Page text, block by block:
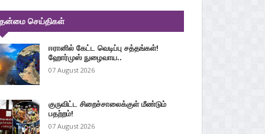
செய்திகள்
ஈரானில் கேட்ட வெடிப்பு சத்தங்கள்!
ஹோர்முஸ் நுழைவாய..
07 August 2026
குருவிட்ட சிறைச்சாலைக்குள் மீண்டும்
பதற்றம்!
07 August 2026